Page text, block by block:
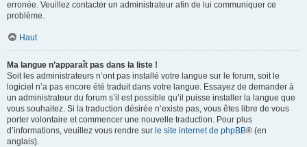
erronée. Veuillez contacter un administrateur afin de lui communiquer ce
problème.
Haut
Ma langue n’apparaît pas dans la liste !
Soit les administrateurs n’ont pas installé votre langue sur le forum, soit le
logiciel n’a pas encore été traduit dans votre langue. Essayez de demander à
un administrateur du forum s’il est possible qu’il puisse installer la langue que
vous souhaitez. Si la traduction désirée n’existe pas, vous êtes libre de vous
porter volontaire et commencer une nouvelle traduction. Pour plus
d’informations, veuillez vous rendre sur le site internet de phpBB® (en
anglais).